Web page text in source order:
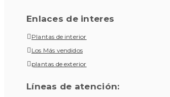
Enlaces de interes
Plantas de interior
Los Más vendidos
plantas de exterior
Líneas de atención: